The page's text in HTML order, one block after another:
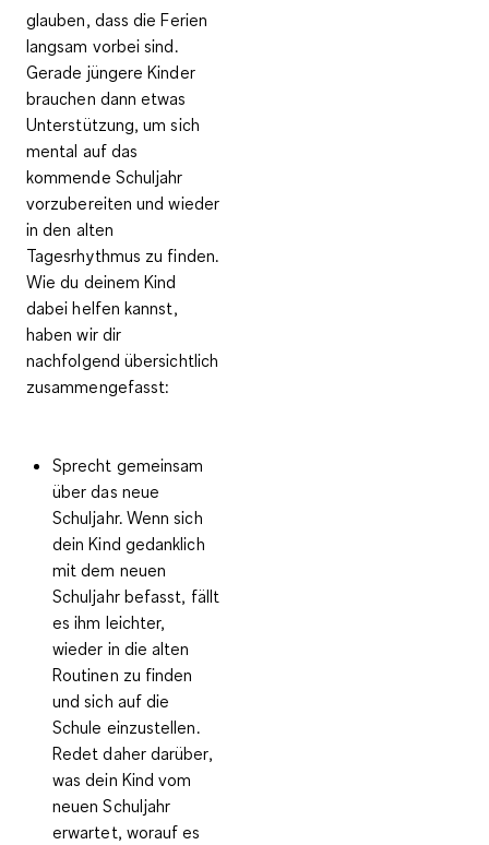
glauben, dass die Ferien
langsam vorbei sind.
Gerade jüngere Kinder
brauchen dann etwas
Unterstützung, um sich
mental auf das
kommende Schuljahr
vorzubereiten und wieder
in den alten
Tagesrhythmus zu finden.
Wie du deinem Kind
dabei helfen kannst,
haben wir dir
nachfolgend übersichtlich
zusammengefasst:
Sprecht gemeinsam
über das neue
Schuljahr. Wenn sich
dein Kind gedanklich
mit dem neuen
Schuljahr befasst, fällt
es ihm leichter,
wieder in die alten
Routinen zu finden
und sich auf die
Schule einzustellen.
Redet daher darüber,
was dein Kind vom
neuen Schuljahr
erwartet, worauf es